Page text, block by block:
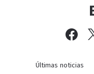
Últimas noticias